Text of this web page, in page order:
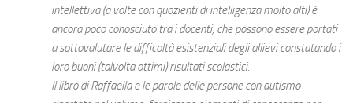
intellettiva (a volte con quozienti di intelligenza molto alti) è
ancora poco conosciuto tra i docenti, che possono essere portati
a sottovalutare le difficoltà esistenziali degli allievi constatando i
loro buoni (talvolta ottimi) risultati scolastici.
Il libro di Raffaella e le parole delle persone con autismo